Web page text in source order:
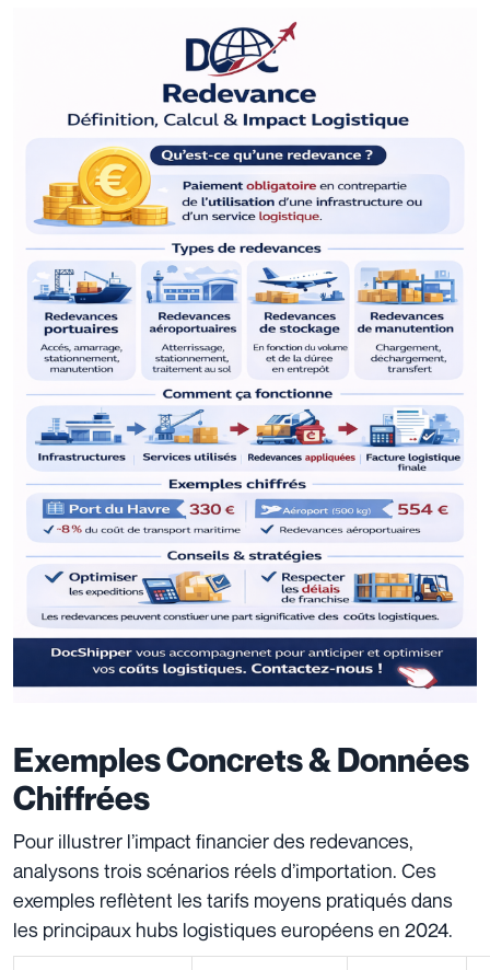
Exemples Concrets & Données
Chiffrées
Pour illustrer l’impact financier des redevances,
analysons trois scénarios réels d’importation. Ces
exemples reflètent les tarifs moyens pratiqués dans
les principaux hubs logistiques européens en 2024.